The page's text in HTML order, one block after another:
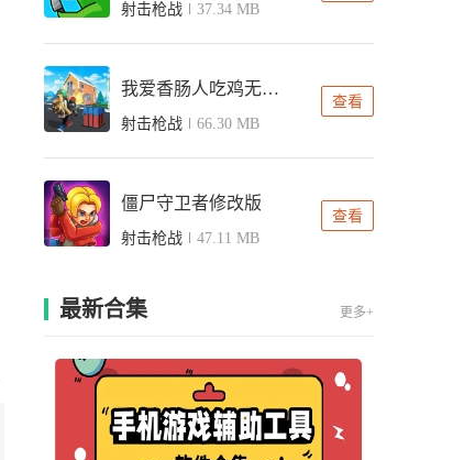
射击枪战 37.34 MB
我爱香肠人吃鸡无广告版
射击枪战 66.30 MB
查看
僵尸守卫者修改版
射击枪战 47.11 MB
查看
最新合集 更多+